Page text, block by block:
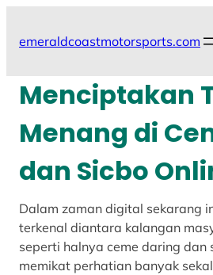
emeraldcoastmotorsports.com
Menciptakan
Menang di
dan Sicbo
Dalam zaman digital sekarang
terkenal diantara kalangan
seperti halnya ceme daring dan
memikat perhatian banyak